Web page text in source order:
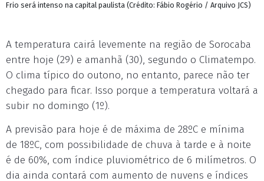
Frio será intenso na capital paulista (Crédito: Fábio Rogério / Arquivo JCS)
A temperatura cairá levemente na região de Sorocaba
entre hoje (29) e amanhã (30), segundo o Climatempo.
O clima típico do outono, no entanto, parece não ter
chegado para ficar. Isso porque a temperatura voltará a
subir no domingo (1º).
A previsão para hoje é de máxima de 28ºC e mínima
de 18ºC, com possibilidade de chuva à tarde e à noite
é de 60%, com índice pluviométrico de 6 milímetros. O
dia ainda contará com aumento de nuvens e índices